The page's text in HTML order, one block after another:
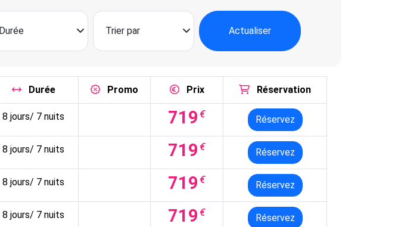
Actualiser
Durée Promo Prix Réservation
8 jours/ 7 nuits 719 € Réservez
8 jours/ 7 nuits 719 € Réservez
8 jours/ 7 nuits 719 € Réservez
8 jours/ 7 nuits 719 € Réservez